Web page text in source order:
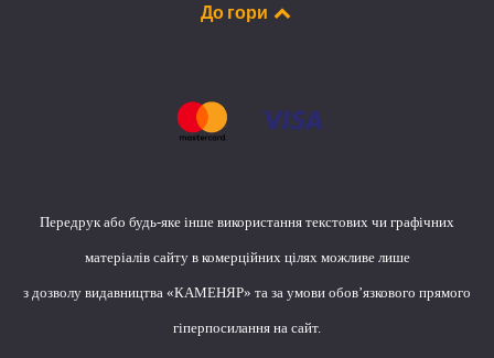
До гори
Передрук або будь-яке інше використання текстових чи графічних
матеріалів сайту в комерційних цілях можливе лише
з дозволу видавництва «КАМЕНЯР» та за умови обов’язкового прямого
гіперпосилання на сайт.